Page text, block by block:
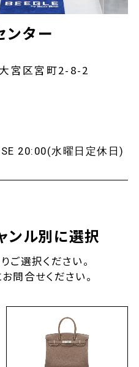
ンター
宮区宮町2-8-2
20:00(水曜日定休日)
ンル別に選択
ご選択ください。
お問合せください。